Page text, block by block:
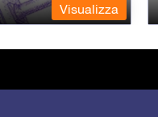
Visualizza